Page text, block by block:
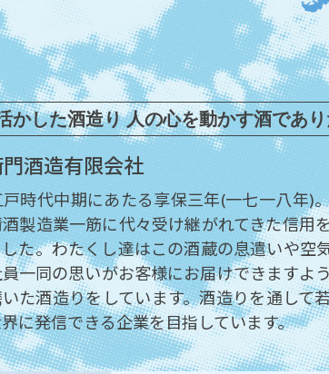
かした酒造り 人の心を動かす酒であ
酒造有限会社
時代中期にあたる享保三年(一七一八年)
製造業一筋に代々受け継がれてきた信用
た。わたくし達はこの酒蔵の息遣いや空
一同の思いがお客様にお届けできますよ
た酒造りをしています。酒造りを通して
に発信できる企業を目指しています。